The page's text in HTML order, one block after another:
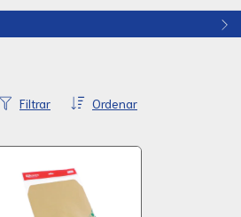
Ordenar
Filtrar